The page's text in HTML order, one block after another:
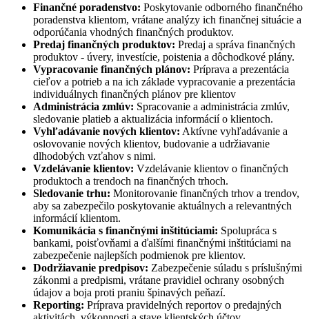
Finančné poradenstvo: Poskytovanie odborného finančného
poradenstva klientom, vrátane analýzy ich finančnej situácie a
odporúčania vhodných finančných produktov.
Predaj finančných produktov: Predaj a správa finančných
produktov - úvery, investície, poistenia a dôchodkové plány.
Vypracovanie finančných plánov: Príprava a prezentácia
cieľov a potrieb a na ich základe vypracovanie a prezentácia
individuálnych finančných plánov pre klientov
Administrácia zmlúv: Spracovanie a administrácia zmlúv,
sledovanie platieb a aktualizácia informácií o klientoch.
Vyhľadávanie nových klientov: Aktívne vyhľadávanie a
oslovovanie nových klientov, budovanie a udržiavanie
dlhodobých vzťahov s nimi.
Vzdelávanie klientov: Vzdelávanie klientov o finančných
produktoch a trendoch na finančných trhoch.
Sledovanie trhu: Monitorovanie finančných trhov a trendov,
aby sa zabezpečilo poskytovanie aktuálnych a relevantných
informácií klientom.
Komunikácia s finančnými inštitúciami: Spolupráca s
bankami, poisťovňami a ďalšími finančnými inštitúciami na
zabezpečenie najlepších podmienok pre klientov.
Dodržiavanie predpisov: Zabezpečenie súladu s príslušnými
zákonmi a predpismi, vrátane pravidiel ochrany osobných
údajov a boja proti praniu špinavých peňazí.
Reporting: Príprava pravidelných reportov o predajných